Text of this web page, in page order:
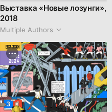
Выставка «Новые лозунги»,
2018
Multiple Authors
BEST DESIGN
JUNE
2024